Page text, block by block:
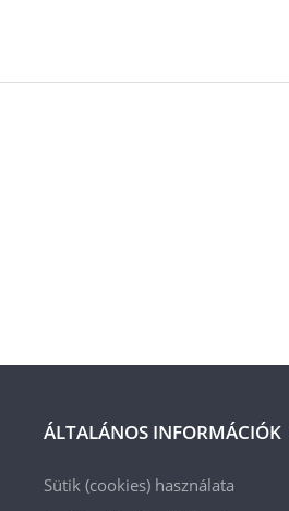
ÁLTALÁNOS INFORMÁCIÓK
Sütik (cookies) használata